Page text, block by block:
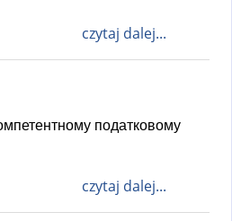
czytaj dalej...
податковому
czytaj dalej...